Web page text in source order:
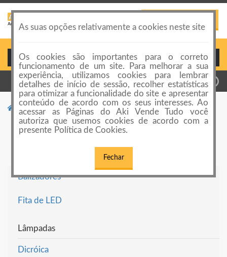
navigation
Login ou Cadastro
Categorias de anúncios Iluminação Residencial
Iluminação Residencial
Balizadores
Fita de LED
Lâmpadas
Dicróica
As suas opções relativamente a cookies neste site
Os cookies são importantes para o correto
funcionamento de um site. Para melhorar a sua
experiência, utilizamos cookies para lembrar
detalhes de início de sessão, recolher estatísticas
para otimizar a funcionalidade do site e apresentar
conteúdo de acordo com os seus interesses. Ao
acessar as Páginas do Aki Vende Tudo você
autoriza que usemos cookies de acordo com a
presente Política de Cookies.
Fechar